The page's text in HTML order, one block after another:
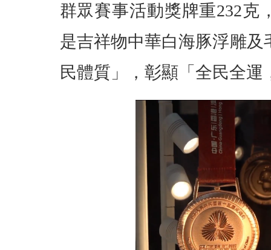
群眾賽事活動獎牌重232克
是吉祥物中華白海豚浮雕
民體質」，彰顯「全民全